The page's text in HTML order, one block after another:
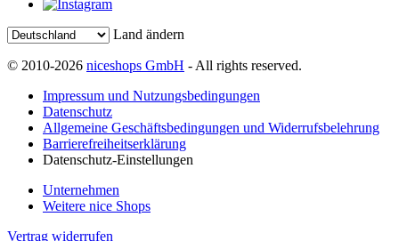
Land ändern
© 2010-2026 niceshops GmbH - All rights reserved.
Impressum und Nutzungsbedingungen
Datenschutz
Allgemeine Geschäftsbedingungen und Widerrufsbelehrung
Barrierefreiheitserklärung
Datenschutz-Einstellungen
Unternehmen
Weitere nice Shops
Vertrag widerrufen